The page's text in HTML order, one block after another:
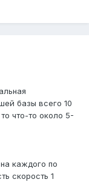
базы всего 10
что-то около 5-
каждого по
скорость 1